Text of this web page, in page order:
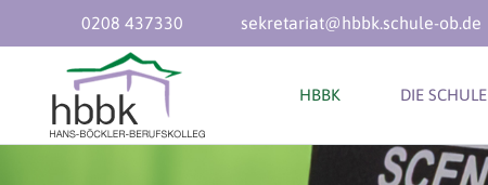
0208 437330 sekretariat@hbbk.schule-ob.de
HBBK DIE SCHULE